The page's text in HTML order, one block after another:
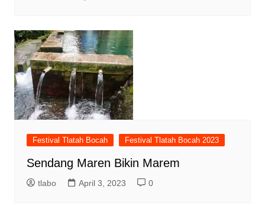
Festival Tlatah Bocah Festival Tlatah Bocah 2023
Sendang Maren Bikin Marem
tlabo April 3, 2023 0